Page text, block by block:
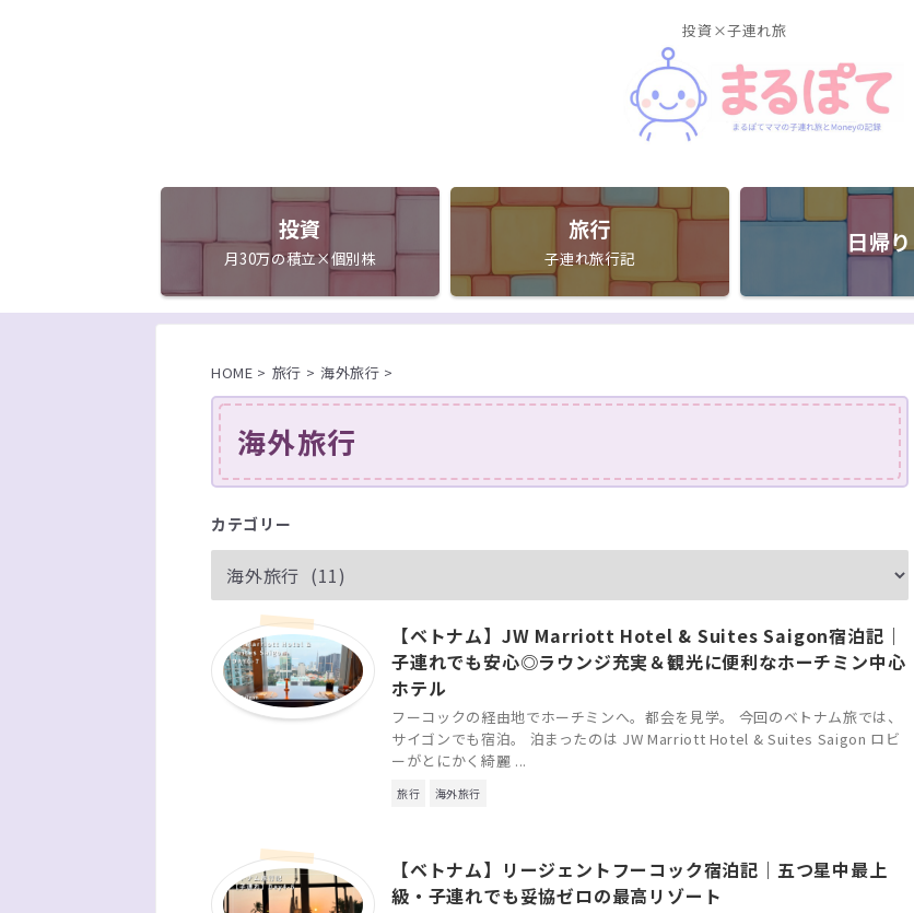
投資×子連れ旅
投資
月30万の積立×個別株
旅行
子連れ旅行記
日帰り
HOME > 旅行 > 海外旅行 >
海外旅行
カテゴリー
【ベトナム】JW Marriott Hotel & Suites Saigon宿泊記｜
子連れでも安心◎ラウンジ充実＆観光に便利なホーチミン中心
ホテル
フーコックの経由地でホーチミンへ。都会を見学。 今回のベトナム旅では、
サイゴンでも宿泊。 泊まったのは JW Marriott Hotel & Suites Saigon ロビ
ーがとにかく綺麗 ...
旅行 海外旅行
【ベトナム】リージェントフーコック宿泊記｜五つ星中最上
級・子連れでも妥協ゼロの最高リゾート